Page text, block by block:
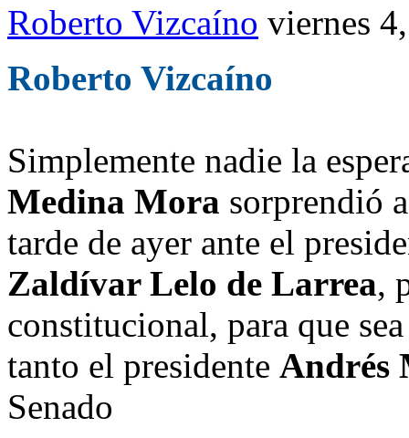
Roberto Vizcaíno viernes
Roberto Vizcaíno
Simplemente nadie la
Medina Mora sorprendió
tarde de ayer ante el
Zaldívar Lelo de Larrea,
constitucional, para que
tanto el presidente Andrés
Senado